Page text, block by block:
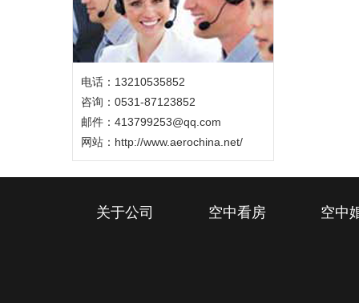
电话：13210535852
咨询：0531-87123852
邮件：413799253@qq.com
网站： http://www.aerochina.net/
关于公司 空中看房 空中